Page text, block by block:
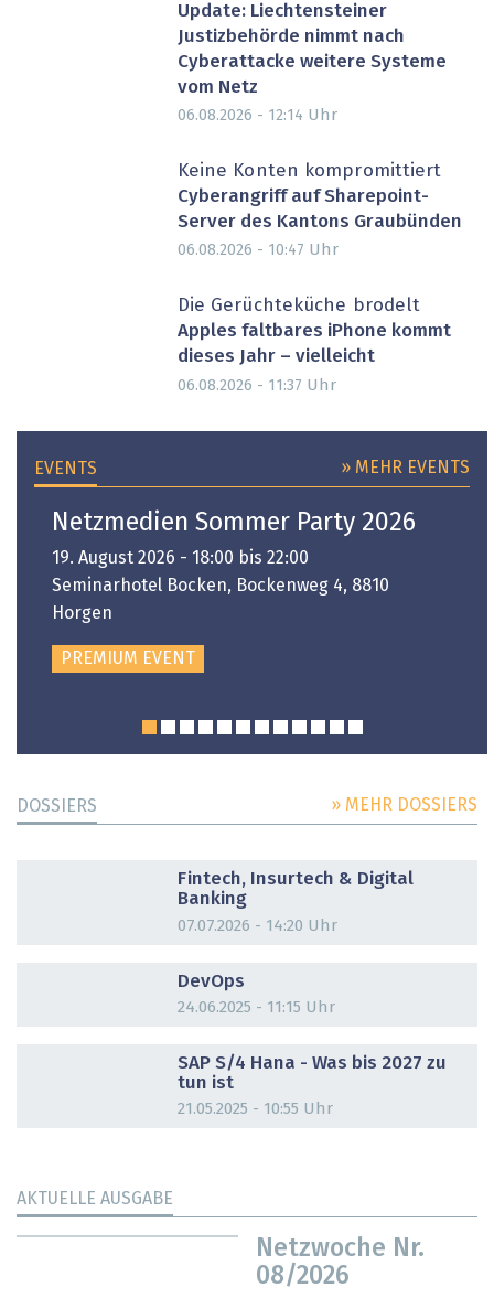
Update: Liechtensteiner
Justizbehörde nimmt nach
Cyberattacke weitere Systeme
vom Netz
06.08.2026 - 12:14 Uhr
Keine Konten kompromittiert
Cyberangriff auf Sharepoint-
Server des Kantons Graubünden
06.08.2026 - 10:47 Uhr
Die Gerüchteküche brodelt
Apples faltbares iPhone kommt
dieses Jahr – vielleicht
06.08.2026 - 11:37 Uhr
EVENTS » MEHR EVENTS
Netzmedien Sommer Party 2026
19. August 2026 - 18:00 bis 22:00
Seminarhotel Bocken, Bockenweg 4, 8810
Horgen
PREMIUM EVENT
DOSSIERS » MEHR DOSSIERS
Fintech, Insurtech & Digital
Banking
07.07.2026 - 14:20 Uhr
DevOps
24.06.2025 - 11:15 Uhr
SAP S/4 Hana - Was bis 2027 zu
tun ist
21.05.2025 - 10:55 Uhr
AKTUELLE AUSGABE
Netzwoche Nr.
08/2026